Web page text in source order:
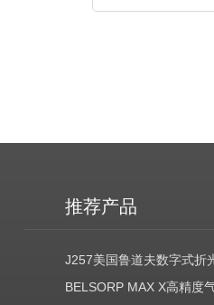
推荐产品
J257美国鲁道夫数字式折
BELSORP MAX X高精度